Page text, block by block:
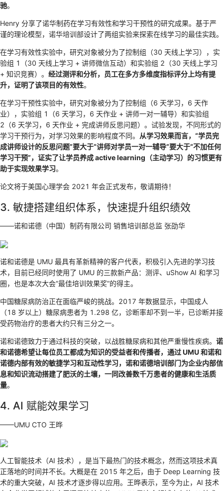
驰。
Henry 分享了诺华制药在学习有效性和学习干预性的研究成果。基于严
谨的理论模型，诺华培训部设计了两组实验来探索在线学习的最佳实践。
在学习有效性实验中，研究对象被分为了控制组（30 天线上学习），实
验组 1（30 天线上学习 + 讲师微信互动）和实验组 2（30 天线上学习
+ 知识竞赛）。 经过测评和分析，员工在多方多维度指标评分上均有提
升，证明了该项目的有效性。
在学习干预性实验中，研究对象被分为了控制组（6 天学习，6 天作
业），实验组 1（6 天学习，6 天作业 + 讲师一对一辅导）和实验组
2（6 天学习，6 天作业 + 完成讲师反思问题）。试验发现，不同形式的
学习干预行为，对学习效果的影响程度不同。 从学习效果而言，“学员完
成讲师设计的反思问题”要大于“讲师对学员一对一辅导”要大于“不加任何
学习干预”，证实了让学员养成 active learning（主动学习）的习惯更有
助于实现效果学习。
论文将于美国心理学会 2021 年会正式发布，敬请期待！
3. 敏捷搭建组织体系，快速提升组织绩效
——诺和诺德（中国）制药有限公司 销售培训部总监 张劭华
诺和诺德是 UMU 最具有革新精神的客户代表，积极引入先进的学习技
术，目前已经同时使用了 UMU 的三款新产品：测评、uShow AI 和学习
圈，也是本次大会“最佳培训效果奖”的得主。
中国糖尿病防治正在面临严峻的挑战。2017 年数据显示，中国成人
（18 岁以上）糖尿病患者为 1.298 亿，诊断率却不到一半，已诊断并接
受药物治疗的患者大约只有三分之一。
诺和诺德致力于通过科技的突破，以战胜糖尿病和其他严重慢性疾病。 诺
和诺德希望让每位员工都成为知识的受益者和传播者，通过 UMU 和诺和
诺德内部有效的敏捷学习和互动性学习，诺和诺德培训部门为企业内部信
息和知识流动搭建了肥沃的土壤，一同改善数千万患者的健康和生活质
量。
4. AI 赋能效果学习
——UMU CTO 王晔
人工智能技术（AI 技术），是当下最热门的技术概念，然而这项技术真
正落地的时间并不长。大概是在 2015 年之后，由于 Deep Learning 技
术的重大突破，AI 技术才逐步得以应用。王晔表示，至今为止，AI 技术